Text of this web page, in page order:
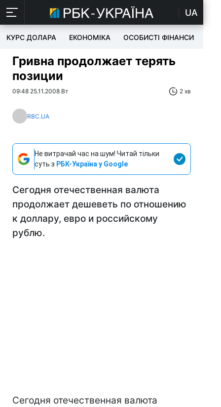
UA
КУРС ДОЛАРА ЕКОНОМІКА ОСОБИСТІ ФІНАНСИ
Гривна продолжает терять
позиции
09:48 25.11.2008 Вт 2 хв
RBC.UA
Не витрачай час на шум! Читай тільки
суть з РБК-Україна у Google
Сегодня отечественная валюта
продолжает дешеветь по отношению
к доллару, евро и российскому
рублю.
Сегодня отечественная валюта